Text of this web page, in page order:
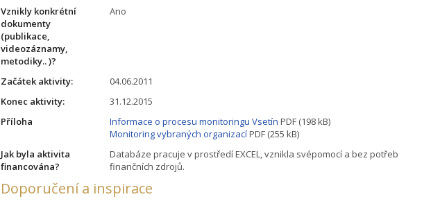
Vznikly konkrétní
dokumenty
(publikace,
videozáznamy,
metodiky.. )?
Ano
Začátek aktivity:
04.06.2011
Konec aktivity:
31.12.2015
Příloha
Informace o procesu monitoringu Vsetín PDF (198 kB)
Monitoring vybraných organizacíPDF (255 kB)
Jak byla aktivita
financována?
Databáze pracuje v prostředí EXCEL, vznikla svépomocí a bez potřeb
finančních zdrojů.
Doporučení a inspirace